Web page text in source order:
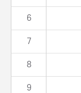
6
7
8
9